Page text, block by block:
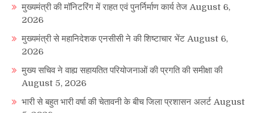
मुख्यमंत्री की मॉनिटरिंग में राहत एवं पुनर्निर्माण कार्य तेज August 6,
2026
मुख्यमंत्री से महानिदेशक एनसीसी ने की शिष्टाचार भेंट August 6,
2026
मुख्य सचिव ने वाह्य सहायतित परियोजनाओं की प्रगति की समीक्षा की
August 5, 2026
भारी से बहुत भारी वर्षा की चेतावनी के बीच जिला प्रशासन अलर्ट August